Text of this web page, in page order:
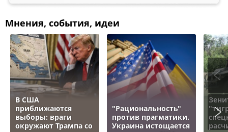
Мнения, события, идеи
В США
приближаются
выборы: враги
окружают Трампа со
"Рациональность"
против прагматики.
Украина истощается